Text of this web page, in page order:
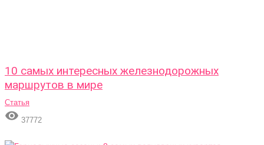
10 самых интересных железнодорожных
маршрутов в мире
Статья
 37772